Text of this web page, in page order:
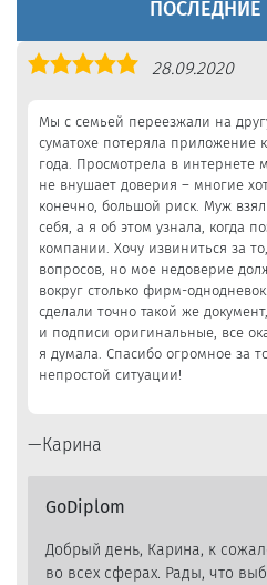
Оценка
28.09.2020
Мы с семьей переезжали на
суматохе потеряла приложение
года. Просмотрела в интернете
не внушает доверия – многие
конечно, большой риск. Муж
себя, а я об этом узнала, когда
компании. Хочу извиниться за
вопросов, но мое недоверие
вокруг столько фирм-
сделали точно такой же
и подписи оригинальные, все
я думала. Спасибо огромное за
непростой ситуации!
Карина
GoDiplom
Добрый день, Карина, к
во всех сферах. Рады, что